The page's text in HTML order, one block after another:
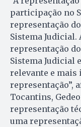
participação no
representação
Sistema Judicial.
representação
Sistema Judicial
relevante e mais
representação”,
Tocantins,
representação
uma